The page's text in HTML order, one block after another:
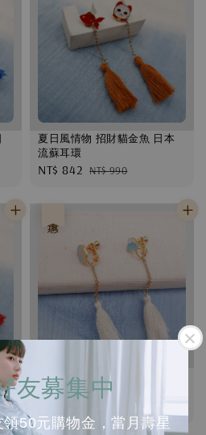
友募集中
50元購物金，當月壽星
夏日風情物 招財貓金魚 日本
流蘇耳環
Sale
NT$ 842 Regular
NT$ 990
富士山櫻花 流蘇耳環
Sale
price
NT$ 842 Regular
NT$ 990